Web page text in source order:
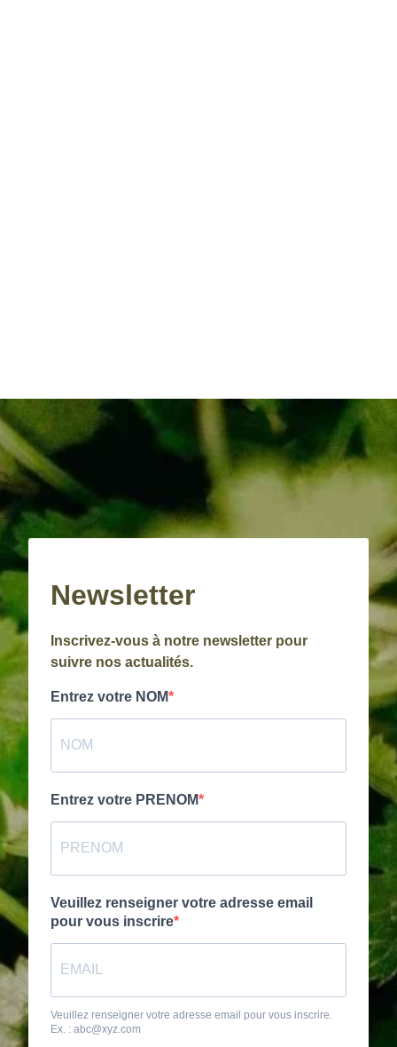
Newsletter
Inscrivez-vous à notre newsletter pour
suivre nos actualités.
Entrez votre NOM
Entrez votre PRENOM
Veuillez renseigner votre adresse email
pour vous inscrire
Veuillez renseigner votre adresse email pour vous inscrire.
Ex. : abc@xyz.com